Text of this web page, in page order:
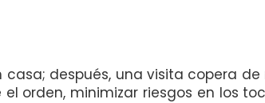
después, una visita copera
orden, minimizar riesgos en los